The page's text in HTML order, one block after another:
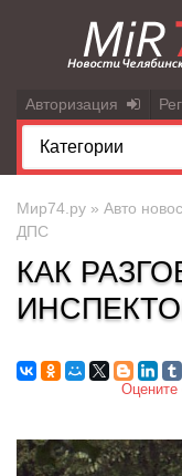
Авторизация
Мир74.ру » Авто
ДПС
КАК
Оцените